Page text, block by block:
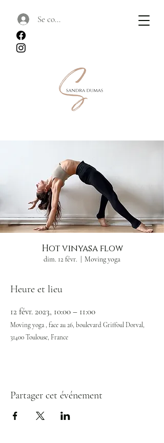
Se connecter
Hot vinyasa flow
dim. 12 févr. Moving yoga
Heure et lieu
12 févr. 2023, 10:00 – 11:00
Moving yoga , face au 26, boulevard Griffoul Dorval,
31400 Toulouse, France
Partager cet événement